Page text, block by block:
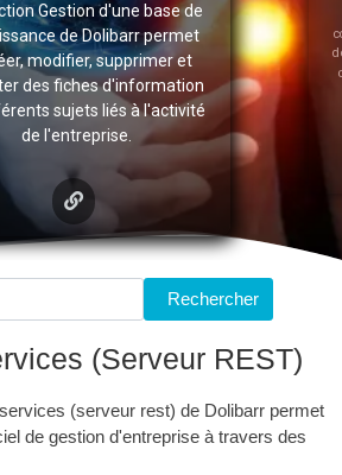
Gestion d'une base de
de Dolibarr permet
modifier, supprimer et
des fiches d'information
sujets liés à l'activité
de l'entreprise.
Rechercher
(Serveur REST)
(serveur rest) de Dolibarr permet
de gestion d'entreprise à travers des